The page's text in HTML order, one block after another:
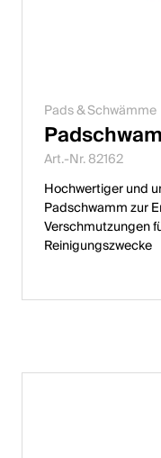
Pads & Schwämme
Art.-Nr. 82162
Hochwertiger und
Padschwamm zur
Verschmutzungen
Reinigungszwecke